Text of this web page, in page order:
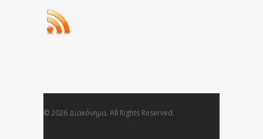
© 2026 Διακόνημα. All Rights Reserved.